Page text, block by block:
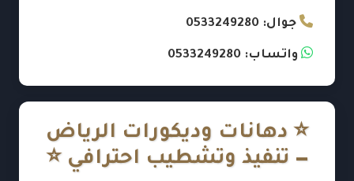
جوال: 0533249280
واتساب: 0533249280
⭐ دهانات وديكورات الرياض
— تنفيذ وتشطيب احترافي ⭐